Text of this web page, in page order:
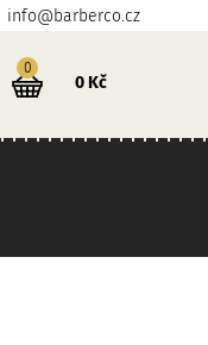
info@barberco.cz
Košík
0kusů
0 Kč